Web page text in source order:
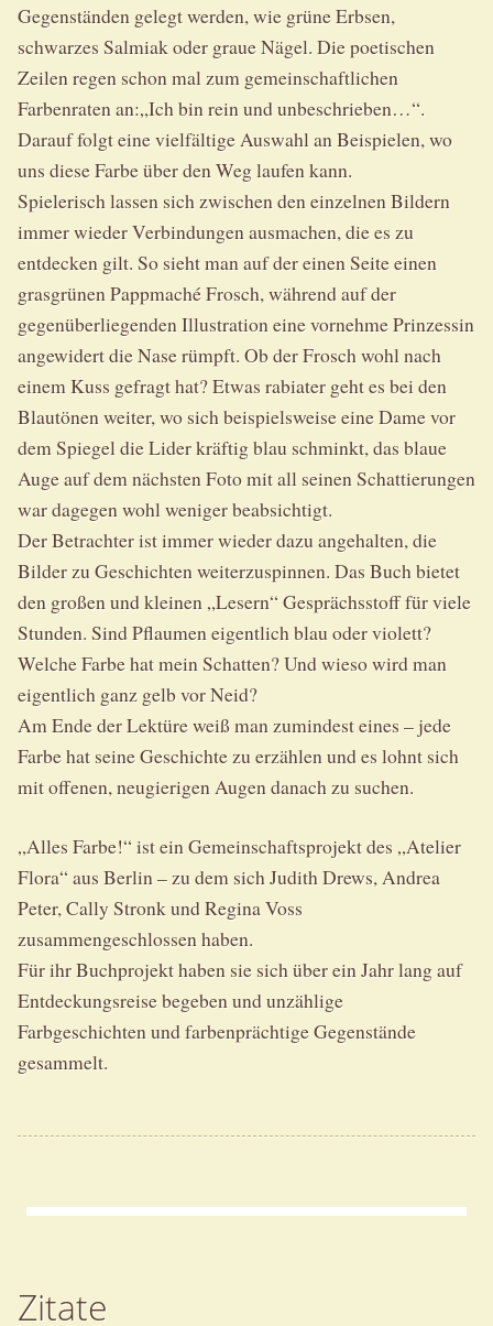
Gegenständen gelegt werden, wie grüne Erbsen,
schwarzes Salmiak oder graue Nägel. Die poetischen
Zeilen regen schon mal zum gemeinschaftlichen
Farbenraten an:„Ich bin rein und unbeschrieben…“.
Darauf folgt eine vielfältige Auswahl an Beispielen, wo
uns diese Farbe über den Weg laufen kann.
Spielerisch lassen sich zwischen den einzelnen Bildern
immer wieder Verbindungen ausmachen, die es zu
entdecken gilt. So sieht man auf der einen Seite einen
grasgrünen Pappmaché Frosch, während auf der
gegenüberliegenden Illustration eine vornehme Prinzessin
angewidert die Nase rümpft. Ob der Frosch wohl nach
einem Kuss gefragt hat? Etwas rabiater geht es bei den
Blautönen weiter, wo sich beispielsweise eine Dame vor
dem Spiegel die Lider kräftig blau schminkt, das blaue
Auge auf dem nächsten Foto mit all seinen Schattierungen
war dagegen wohl weniger beabsichtigt.
Der Betrachter ist immer wieder dazu angehalten, die
Bilder zu Geschichten weiterzuspinnen. Das Buch bietet
den großen und kleinen „Lesern“ Gesprächsstoff für viele
Stunden. Sind Pflaumen eigentlich blau oder violett?
Welche Farbe hat mein Schatten? Und wieso wird man
eigentlich ganz gelb vor Neid?
Am Ende der Lektüre weiß man zumindest eines – jede
Farbe hat seine Geschichte zu erzählen und es lohnt sich
mit offenen, neugierigen Augen danach zu suchen.
„Alles Farbe!“ ist ein Gemeinschaftsprojekt des „Atelier
Flora“ aus Berlin – zu dem sich Judith Drews, Andrea
Peter, Cally Stronk und Regina Voss
zusammengeschlossen haben.
Für ihr Buchprojekt haben sie sich über ein Jahr lang auf
Entdeckungsreise begeben und unzählige
Farbgeschichten und farbenprächtige Gegenstände
gesammelt.
Zitate